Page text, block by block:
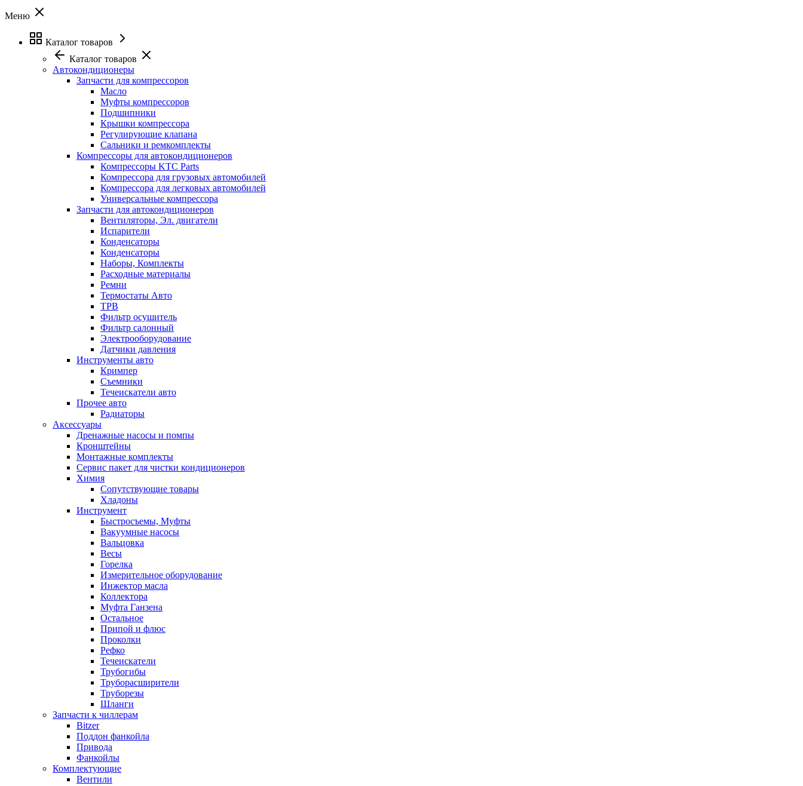
Меню
Каталог товаров
Каталог товаров
Автокондиционеры
Запчасти для компрессоров
Масло
Муфты компрессоров
Подшипники
Крышки компрессора
Регулирующие клапана
Сальники и ремкомплекты
Компрессоры для автокондиционеров
Компрессоры KTC Parts
Компрессора для грузовых автомобилей
Компрессора для легковых автомобилей
Универсальные компрессора
Запчасти для автокондиционеров
Вентиляторы, Эл. двигатели
Испарители
Конденсаторы
Конденсаторы
Наборы, Комплекты
Расходные материалы
Ремни
Термостаты Авто
ТРВ
Фильтр осушитель
Фильтр салонный
Электрооборудование
Датчики давления
Инструменты авто
Кримпер
Съемники
Течеискатели авто
Прочее авто
Радиаторы
Аксессуары
Дренажные насосы и помпы
Кронштейны
Монтажные комплекты
Сервис пакет для чистки кондиционеров
Химия
Сопутствующие товары
Хладоны
Инструмент
Быстросъемы, Муфты
Вакуумные насосы
Вальцовка
Весы
Горелка
Измерительное оборудование
Инжектор масла
Коллектора
Муфта Ганзена
Остальное
Припой и флюс
Проколки
Рефко
Течеискатели
Трубогибы
Труборасширители
Труборезы
Шланги
Запчасти к чиллерам
Bitzer
Поддон фанкойла
Привода
Фанкойлы
Комплектующие
Вентили